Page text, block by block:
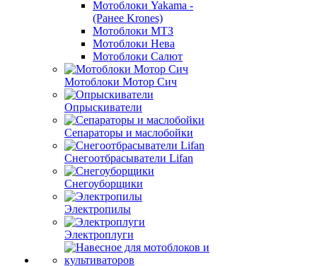
Мотоблоки Yakama -
(Ранее Krones)
Мотоблоки МТЗ
Мотоблоки Нева
Мотоблоки Салют
Мотоблоки Мотор Сич
Опрыскиватели
Сепараторы и маслобойки
Снегоотбрасыватели Lifan
Снегоуборщики
Электропилы
Электроплуги